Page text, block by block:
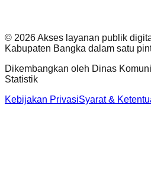
© 2026Akses layanan publik
Kabupaten Bangka dalam satu
Dikembangkan oleh Dinas
Statistik
Kebijakan PrivasiSyarat &